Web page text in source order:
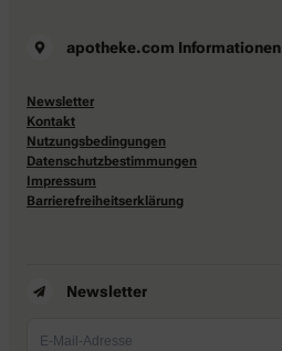
apotheke.com Informationen
Newsletter
Kontakt
Nutzungsbedingungen
Datenschutzbestimmungen
Impressum
Barrierefreiheitserklärung
Newsletter